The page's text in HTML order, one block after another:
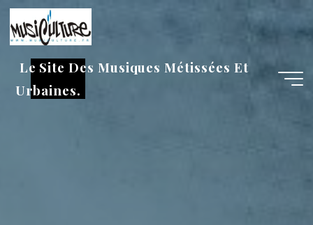
Aller
au
contenu
Le Site Des Musiques Métissées Et
Urbaines.